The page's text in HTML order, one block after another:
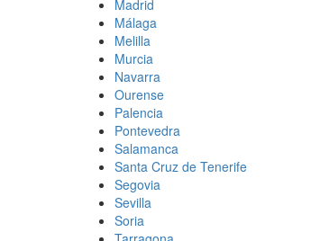
Madrid
Málaga
Melilla
Murcia
Navarra
Ourense
Palencia
Pontevedra
Salamanca
Santa Cruz de Tenerife
Segovia
Sevilla
Soria